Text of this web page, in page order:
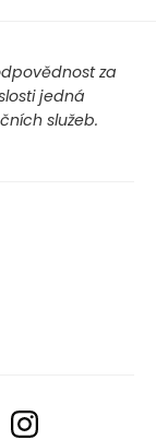
za
jedná
služeb.
Instagram